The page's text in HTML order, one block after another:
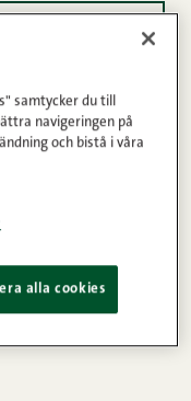
hörnet.
samtycker du till
navigeringen på
och bistå i våra
alla cookies